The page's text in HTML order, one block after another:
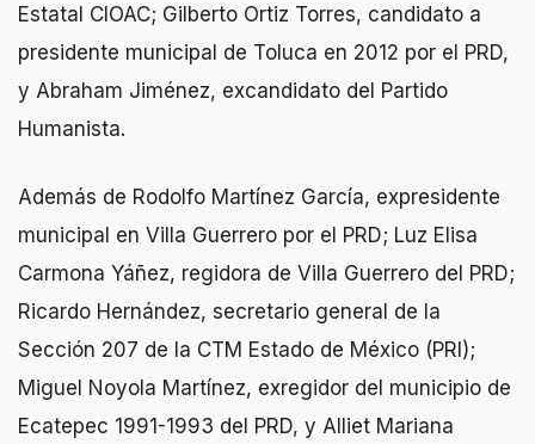
Estatal CIOAC; Gilberto Ortiz Torres, candidato a
presidente municipal de Toluca en 2012 por el PRD,
y Abraham Jiménez, excandidato del Partido
Humanista.
Además de Rodolfo Martínez García, expresidente
municipal en Villa Guerrero por el PRD; Luz Elisa
Carmona Yáñez, regidora de Villa Guerrero del PRD;
Ricardo Hernández, secretario general de la
Sección 207 de la CTM Estado de México (PRI);
Miguel Noyola Martínez, exregidor del municipio de
Ecatepec 1991-1993 del PRD, y Alliet Mariana